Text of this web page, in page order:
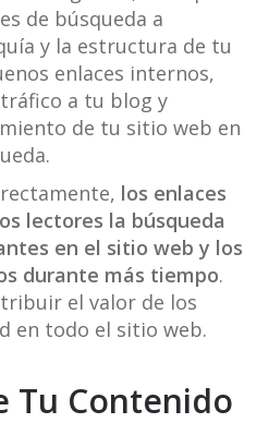
de búsqueda a
y la estructura de tu
enlaces internos,
a tu blog y
de tu sitio web en
los enlaces
lectores la búsqueda
en el sitio web y los
durante más tiempo.
el valor de los
en todo el sitio web.
Tu Contenido